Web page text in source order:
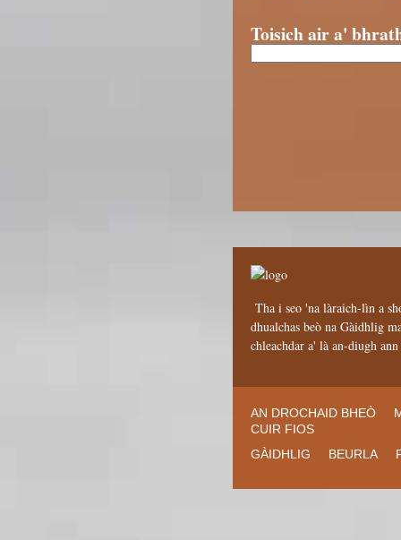
Toisich air a'
Tha i seo 'na làraich-lìn a
dhualchas beò na Gàidhlig
chleachdar a' là an-diugh
AN DROCHAID BHEÒ
CUIR FIOS
GÀIDHLIG
BEURLA